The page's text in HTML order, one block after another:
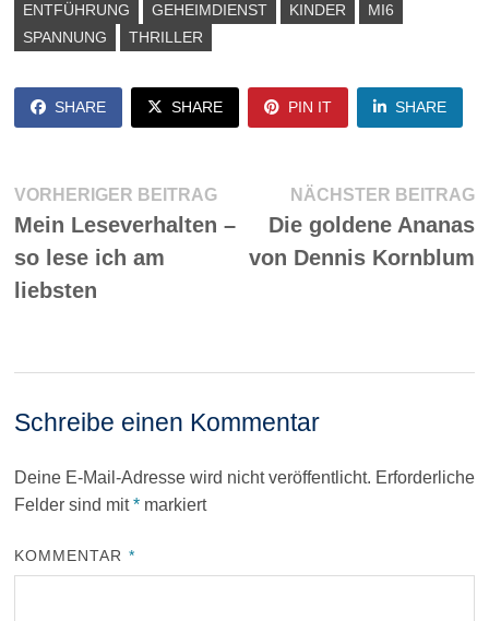
ENTFÜHRUNG
GEHEIMDIENST KINDER
MI6
SPANNUNG
THRILLER
SHARE SHARE PIN IT SHARE
Beitragsnavigation
VORHERIGER BEITRAGVorheriger
Beitrag:
Mein Leseverhalten –
so lese ich am
liebsten
NÄCHSTER BEITRAG
Die goldene Ananas
von Dennis Kornblum
Schreibe einen Kommentar
Deine E-Mail-Adresse wird nicht veröffentlicht. Erforderliche
Felder sind mit*markiert
KOMMENTAR *